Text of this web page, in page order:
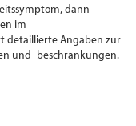
dann
im
detaillierte Angaben zur
und -beschränkungen.